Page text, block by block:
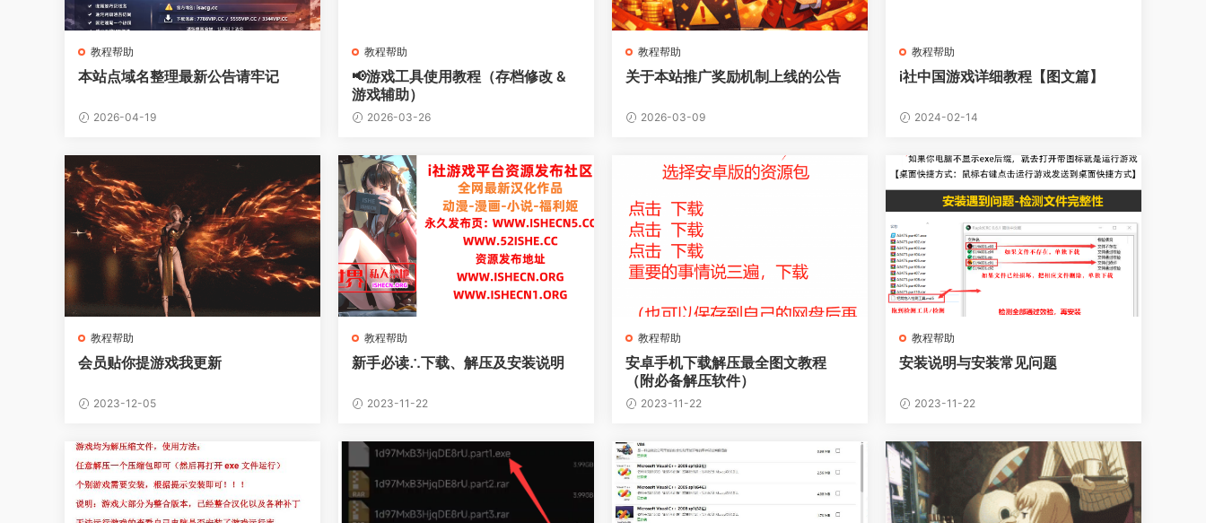
教程帮助
本站点域名整理最新公告请牢记
2026-04-19
教程帮助
📢游戏工具使用教程（存档修改 &
游戏辅助）
2026-03-26
教程帮助
关于本站推广奖励机制上线的公告
2026-03-09
教程帮助
i社中国游戏详细教程【图文篇】
2024-02-14
教程帮助
会员贴你提游戏我更新
2023-12-05
教程帮助
新手必读∴下载、解压及安装说明
2023-11-22
教程帮助
安卓手机下载解压最全图文教程
（附必备解压软件）
2023-11-22
教程帮助
安装说明与安装常见问题
2023-11-22